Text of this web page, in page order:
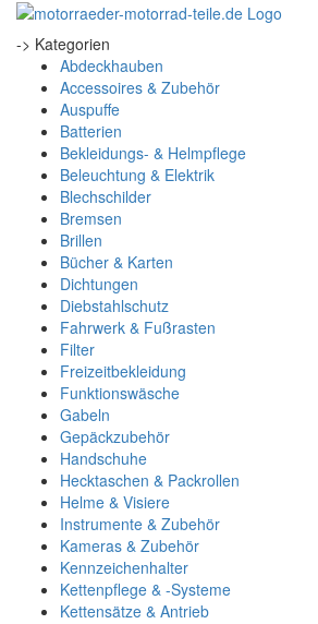
-> Kategorien
Abdeckhauben
Accessoires & Zubehör
Auspuffe
Batterien
Bekleidungs- & Helmpflege
Beleuchtung & Elektrik
Blechschilder
Bremsen
Brillen
Bücher & Karten
Dichtungen
Diebstahlschutz
Fahrwerk & Fußrasten
Filter
Freizeitbekleidung
Funktionswäsche
Gabeln
Gepäckzubehör
Handschuhe
Hecktaschen & Packrollen
Helme & Visiere
Instrumente & Zubehör
Kameras & Zubehör
Kennzeichenhalter
Kettenpflege & -Systeme
Kettensätze & Antrieb